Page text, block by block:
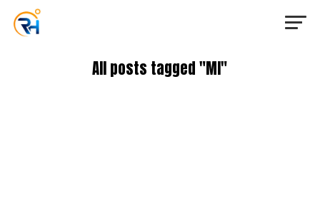
All posts tagged "MI"